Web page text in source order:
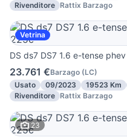
Rivenditore Rattix Barzago
Vetrina
DS ds7 DS7 1.6 e-tense
23.761 €Barzago (LC)
Usato
09/2023 19523 Km
Rivenditore Rattix Barzago
23